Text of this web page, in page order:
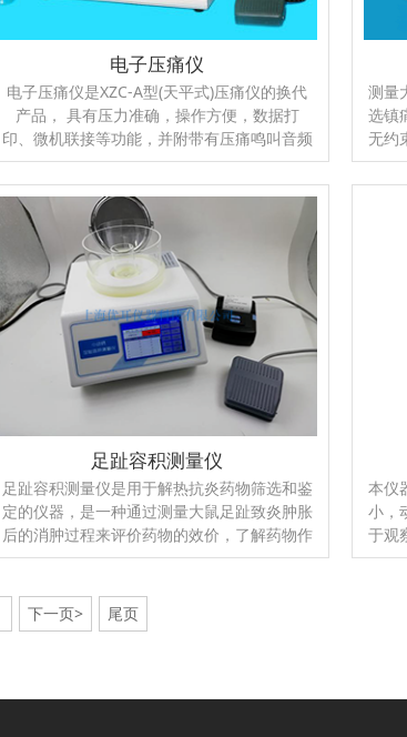
电子压痛仪
电子压痛仪是XZC-A型(天平式)压痛仪的换代
产品， 具有压力准确，操作方便，数据打
印、微机联接等功能，并附带有压痛鸣叫音频
放大电路和大、小鼠固定简，是科研教学非常
实用的仪器之一，在实际使用中得到专家教授
们的好评。
测量
选镇
无约
现支
越疼
别
足趾容积测量仪
足趾容积测量仪是用于解热抗炎药物筛选和鉴
定的仪器，是一种通过测量大鼠足趾致炎肿胀
后的消肿过程来评价药物的效价，了解药物作
用时间和药效规律的仪器。该仪器有测量准
方便性以及采用现代高科技技术的先进性，该
仪器与国外同类产品相比无论在式样结构、精
类产品，可以说该仪器是目前国内先进、实用
本仪
小，
于观
物镇
下一页> 尾页